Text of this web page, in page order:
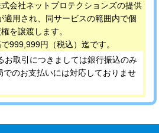
会社ネットプロテクションズの提供
適用され、同サービスの範囲内で個
を譲渡します。
999,999円（税込）迄です。
お取引につきましては銀行振込のみ
でのお支払いには対応しておりませ